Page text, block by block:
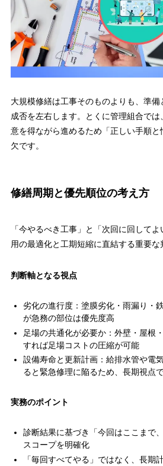
大規模修繕は工事そのものよりも、準
成否を左右します。とくに管理組合で
意を得ながら進めるため「正しい手順
欠です。
修繕周期と優先順位の考え方
「今やるべき工事」と「次回に回して
用の最適化と工期短縮に直結する重要な
判断軸となる視点
劣化の進行度：塗膜劣化・雨漏り・
が急務の部位は優先度高
足場の共通化が必要か：外壁・屋根
すれば足場コストの圧縮が可能
設備寿命と更新計画：給排水管や電
ると緊急修理に陥るため、長期視点
実務のポイント
診断結果に基づき「今回はここまで
スコープを明確化
「毎回すべてやる」ではなく、長期